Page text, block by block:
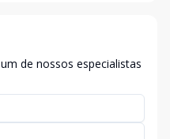
de nossos especialistas